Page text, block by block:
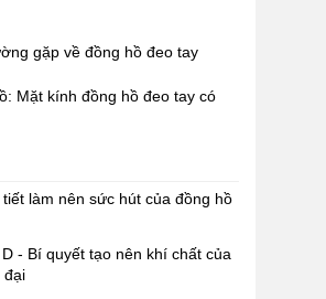
gặp về đồng hồ đeo tay
Mặt kính đồng hồ đeo tay có
làm nên sức hút của đồng hồ
- Bí quyết tạo nên khí chất của
đại